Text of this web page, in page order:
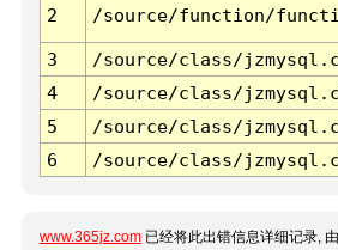
2 /source/function/
3 /source/class/
4
/source/class/
5
/source/class/
6
/source/class/
www.365jz.com 已经将此出错信息详细记录,